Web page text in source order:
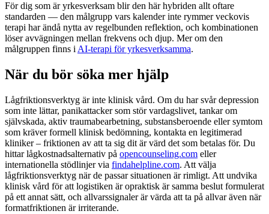
För dig som är yrkesverksam blir den här hybriden allt oftare
standarden — den målgrupp vars kalender inte rymmer veckovis
terapi har ändå nytta av regelbunden reflektion, och kombinationen
löser avvägningen mellan frekvens och djup. Mer om den
målgruppen finns i AI-terapi för yrkesverksamma.
När du bör söka mer hjälp
Lågfriktionsverktyg är inte klinisk vård. Om du har svår depression
som inte lättar, panikattacker som stör vardagslivet, tankar om
självskada, aktiv traumabearbetning, substansberoende eller symtom
som kräver formell klinisk bedömning, kontakta en legitimerad
kliniker – friktionen av att ta sig dit är värd det som betalas för. Du
hittar lågkostnadsalternativ på opencounseling.com eller
internationella stödlinjer via findahelpline.com. Att välja
lågfriktionsverktyg när de passar situationen är rimligt. Att undvika
klinisk vård för att logistiken är opraktisk är samma beslut formulerat
på ett annat sätt, och allvarssignaler är värda att ta på allvar även när
formatfriktionen är irriterande.